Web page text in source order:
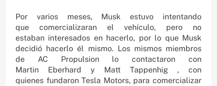
Por varios meses, Musk estuvo intentando
que comercializaran el vehículo, pero no
estaban interesados en hacerlo, por lo que Musk
decidió hacerlo él mismo. Los mismos miembros
de AC Propulsion lo contactaron con
Martin Eberhard y Matt Tappenhig , con
quienes fundaron Tesla Motors, para comercializar